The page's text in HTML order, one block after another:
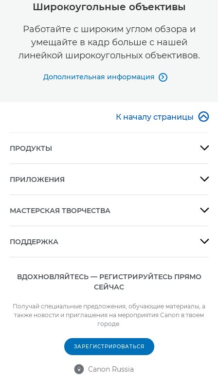
Широкоугольные объективы
Работайте с широким углом обзора и
умещайте в кадр больше с нашей
линейкой широкоугольных объективов.
Дополнительная информация 
К началу страницы 
ПРОДУКТЫ 
ПРИЛОЖЕНИЯ 
МАСТЕРСКАЯ ТВОРЧЕСТВА 
ПОДДЕРЖКА 
ВДОХНОВЛЯЙТЕСЬ — РЕГИСТРИРУЙТЕСЬ ПРЯМО
СЕЙЧАС
Получай специальные предложения, обучающие материалы, а
также новости и приглашения на мероприятия Canon в твоем
городе.
ЗАРЕГИСТРИРОВАТЬСЯ
 Canon Russia